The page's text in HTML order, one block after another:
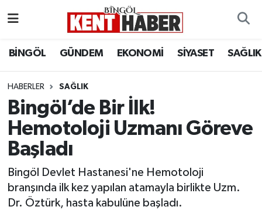
BİNGÖL GÜNDEM EKONOMİ SİYASET SAĞLIK
HABERLER SAĞLIK
Bingöl’de Bir İlk!
Hemotoloji Uzmanı Göreve
Başladı
Bingöl Devlet Hastanesi'ne Hemotoloji
branşında ilk kez yapılan atamayla birlikte Uzm.
Dr. Öztürk, hasta kabulüne başladı.
BİLİM-TEKNOLOJİ
DÜNYA
EĞİTİM
GENÇ
Bingöl Hava Durumu
Bingöl Namaz Vakitleri
Bingöl Trafik Yoğunluk Haritası
Tüm Manşetler